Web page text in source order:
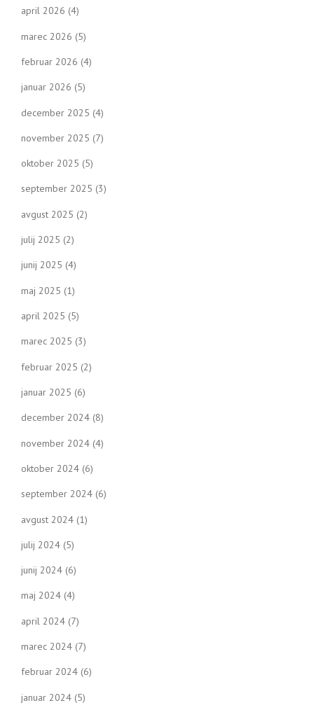
april 2026 (4)
marec 2026 (5)
februar 2026 (4)
januar 2026 (5)
december 2025 (4)
november 2025 (7)
oktober 2025 (5)
september 2025 (3)
avgust 2025 (2)
julij 2025 (2)
junij 2025 (4)
maj 2025 (1)
april 2025 (5)
marec 2025 (3)
februar 2025 (2)
januar 2025 (6)
december 2024 (8)
november 2024 (4)
oktober 2024 (6)
september 2024 (6)
avgust 2024 (1)
julij 2024 (5)
junij 2024 (6)
maj 2024 (4)
april 2024 (7)
marec 2024 (7)
februar 2024 (6)
januar 2024 (5)